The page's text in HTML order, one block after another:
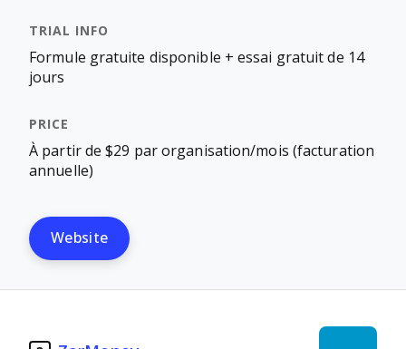
Formule gratuite disponible + essai gratuit de 14
jours
À partir de $29 par organisation/mois (facturation
annuelle)
Website